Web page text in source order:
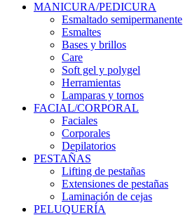
MANICURA/PEDICURA
Esmaltado semipermanente
Esmaltes
Bases y brillos
Care
Soft gel y polygel
Herramientas
Lamparas y tornos
FACIAL/CORPORAL
Faciales
Corporales
Depilatorios
PESTAÑAS
Lifting de pestañas
Extensiones de pestañas
Laminación de cejas
PELUQUERÍA